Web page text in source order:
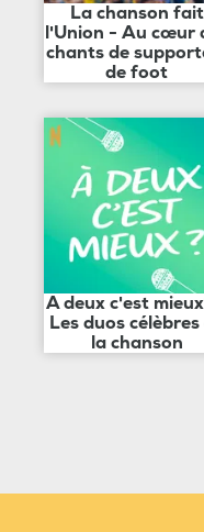
La chanson fait
l'Union - Au cœur
chants de
de foot
A deux c'est
Les duos célèbres
la chanson